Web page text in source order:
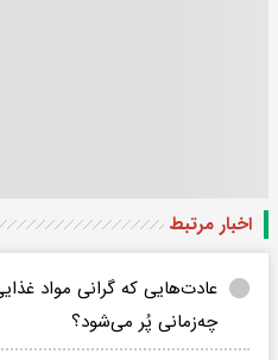
اخبار مرتبط
عادت‌هایی که گرانی مواد
چه‌زمانی پُر می‌شود؟